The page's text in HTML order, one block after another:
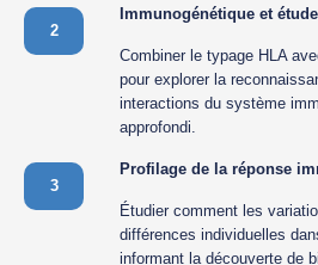
2
Immunogénétique et
Combiner le typage HLA
pour explorer la
interactions du système
approfondi.
3
Profilage de la réponse
Étudier comment les
différences individuelles
informant la découverte de